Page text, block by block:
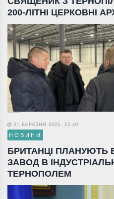
200-ЛІТНІ ЦЕРКОВНІ
21 БЕРЕЗНЯ 2025, 15:40
НОВИНИ
БРИТАНЦІ ПЛАНУЮТЬ
ЗАВОД В
ТЕРНОПОЛЕМ